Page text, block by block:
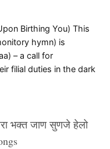
Upon Birthing You) This
hymn) is
– a call for
filial duties in the dark
भक्त जाण सुणजे हेलो